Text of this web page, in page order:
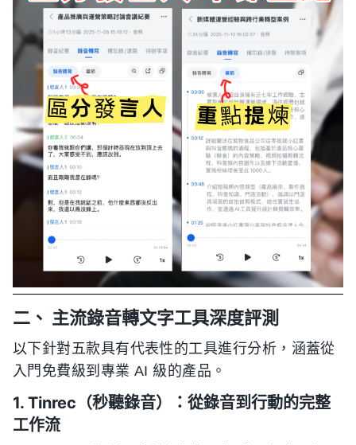
二、 主流錄音轉文字工具深度評測
以下針對五款具有代表性的工具進行分析，涵蓋從
入門免費級到專業 AI 級的產品。
1. Tinrec（秒聽錄音）：從錄音到行動的完整
工作流